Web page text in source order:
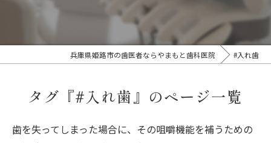
兵庫県姫路市の歯医者ならやまもと歯科医院 #入れ歯
タグ『#入れ歯』のページ一覧
歯を失ってしまった場合に、その咀嚼機能を補うための